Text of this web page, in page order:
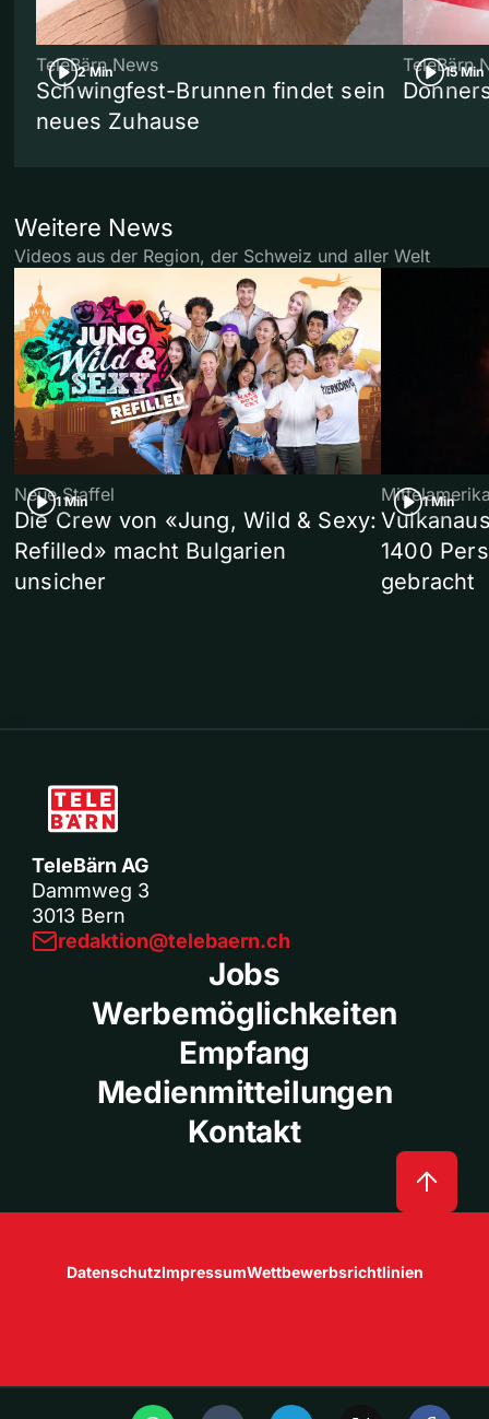
2 Min
TeleBärn News
Schwingfest-Brunnen findet sein
neues Zuhause
15 Min
TeleBärn
Weitere News
Videos aus der Region, der Schweiz und aller Welt
1 Min
Neue Staffel
Die Crew von «Jung, Wild & Sexy:
Refilled» macht Bulgarien
unsicher
1 Min
1400
gebracht
TeleBärn AG
Dammweg 3
3013 Bern
redaktion@telebaern.ch
Jobs
Werbemöglichkeiten
Empfang
Medienmitteilungen
Kontakt
DatenschutzImpressumWettbewerbsrichtlinien